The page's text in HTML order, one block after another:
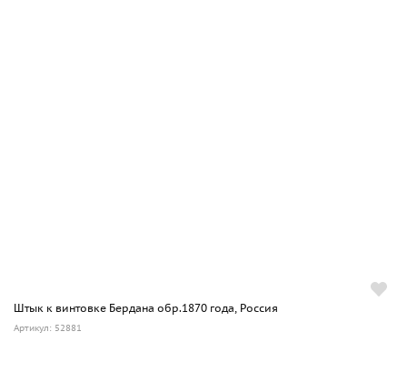
Штык к винтовке Бердана обр.1870 года, Россия
Артикул: 52881